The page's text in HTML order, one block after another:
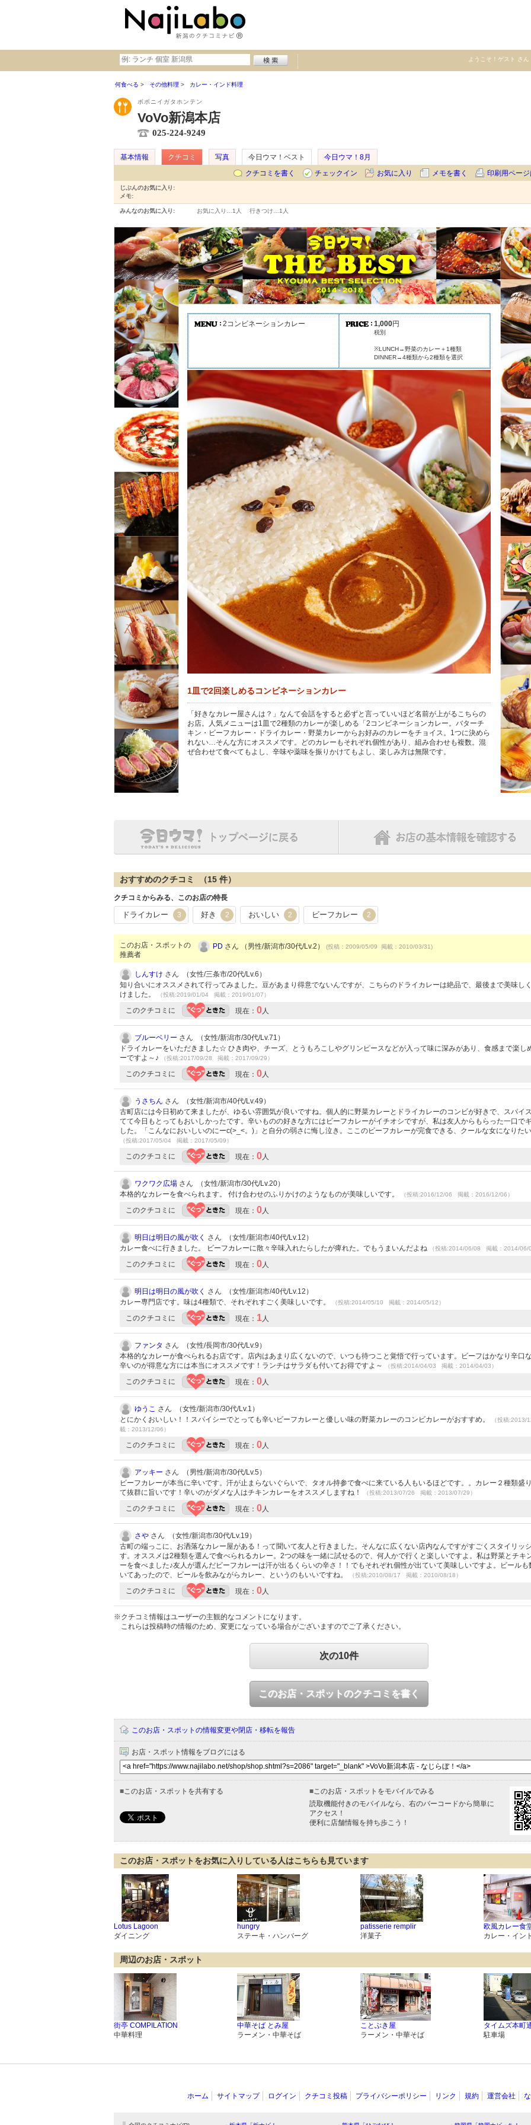
ようこそ！ ゲスト さん
何食べる その他料理 カレー・インド料理
ボボニイガタホンテン
VoVo新潟本店
025-224-9249
基本情報 クチコミ 写真 今日ウマ！ベスト
今日ウマ！8月
クチコミを書く
チェックイン お気に入り メモを書く 印刷用ページ
じぶんのお気に入り:
メモ:
みんなのお気に入り: お気に入り… 1人 行きつけ… 1人
2コンビネーションカレー 1,000円
税別
※LUNCH→野菜のカレー＋1種類
DINNER→4種類から2種類を選択
1皿で2回楽しめるコンビネーションカレー
「好きなカレー屋さんは？」なんて会話をすると必ずと言っていいほど名前が上がるこちらの
お店。人気メニューは1皿で2種類のカレーが楽しめる「2コンビネーションカレー。バターチ
キン・ビーフカレー・ドライカレー・野菜カレーからお好みのカレーをチョイス。1つに決めら
れない…そんな方にオススメです。どのカレーもそれぞれ個性があり、組み合わせも複数。混
ぜ合わせて食べてもよし、辛味や薬味を振りかけてもよし、楽しみ方は無限です。
おすすめのクチコミ （15 件）
クチコミからみる、このお店の特長
ドライカレー 3 好き 2 おいしい 2 ビーフカレー 2
このお店・スポットの
推薦者
PD さん （男性/新潟市/30代/Lv.2） (投稿：2009/05/09 掲載：2010/03/31)
しんすけ さん （女性/三条市/20代/Lv.6）
知り合いにオススメされて行ってみました。豆があまり得意でないんですが、こちらのドライカレーは絶品で、最後まで美味し
けました。
（投稿:2019/01/04 掲載：2019/01/07）
このクチコミに 現在： 0 人
ブルーベリー さん （女性/新潟市/30代/Lv.71）
ドライカレーをいただきました☆ ひき肉や、チーズ、とうもろこしやグリンピースなどが入って味に深みがあり、食感まで楽し
ーですよ～♪
（投稿:2017/09/28 掲載：2017/09/29）
このクチコミに 現在： 0 人
うさちん さん （女性/新潟市/40代/Lv.49）
古町店には今日初めて来ましたが、ゆるい雰囲気が良いですね。個人的に野菜カレーとドライカレーのコンビが好きで、スパイ
てて今日もとってもおいしかったです。辛いものの好きな方にはビーフカレーがイチオシですが、私は友人からもらった一口で
した。「こんなにおいしいのにーc(>_<。)」と自分の弱さに悔し泣き。ここのビーフカレーが完食できる、クールな女になりたい
（投稿:2017/05/04 掲載：2017/05/09）
このクチコミに 現在： 0 人
ワクワク広場 さん （女性/新潟市/30代/Lv.20）
本格的なカレーを食べられます。 付け合わせのふりかけのようなものが美味しいです。
（投稿:2016/12/06 掲載：2016/12/06）
このクチコミに 現在： 0 人
明日は明日の風が吹く さん （女性/新潟市/40代/Lv.12）
カレー食べに行きました。 ビーフカレーに散々辛味入れたらしたが痺れた。でもうまいんだよね
（投稿:2014/06/08 掲載：2014/06/
このクチコミに 現在： 0 人
明日は明日の風が吹く さん （女性/新潟市/40代/Lv.12）
カレー専門店です。味は4種類で、それぞれすごく美味しいです。
（投稿:2014/05/10 掲載：2014/05/12）
このクチコミに 現在： 1 人
ファンタ さん （女性/長岡市/30代/Lv.9）
本格的なカレーが食べられるお店です。店内はあまり広くないので、いつも待つこと覚悟で行っています。ビーフはかなり辛口な
辛いのが得意な方には本当にオススメです！ランチはサラダも付いてお得ですよ～
（投稿:2014/04/03 掲載：2014/04/03）
このクチコミに 現在： 0 人
ゆうこ さん （女性/新潟市/30代/Lv.1）
とにかくおいしい！！スパイシーでとっても辛いビーフカレーと優しい味の野菜カレーのコンビカレーがおすすめ。
（投稿
載：2013/12/06）
このクチコミに 現在： 0 人
アッキー さん （男性/新潟市/30代/Lv.5）
ビーフカレーが本当に辛いです。汗が止まらないぐらいで、タオル持参で食べに来ている人もいるほどです。。カレー２種類盛
て抜群に旨いです！辛いのがダメな人はチキンカレーをオススメしますね！
（投稿:2013/07/26 掲載：2013/07/29）
このクチコミに 現在： 0 人
さや さん （女性/新潟市/30代/Lv.19）
古町の端っこに、お洒落なカレー屋がある！って聞いて友人と行きました。そんなに広くない店内なんですがすごくスタイリッ
す。オススメは2種類を選んで食べられるカレー。2つの味を一緒に試せるので、何人かで行くと楽しいですよ。私は野菜とチキ
ーを食べました♪友人が選んだビーフカレーは汗が出るくらいの辛さ！！でもそれぞれ個性が出ていて美味しいですよ。ビールも
いてあったので、ビールを飲みながらカレー、というのもいいですね。
（投稿:2010/08/17 掲載：2010/08/18）
このクチコミに 現在： 0 人
※クチコミ情報はユーザーの主観的なコメントになります。
これらは投稿時の情報のため、変更になっている場合がございますのでご了承ください。
次の10件
このお店・スポットのクチコミを書く
このお店・スポットの情報変更や閉店・移転を報告
お店・スポット情報をブログにはる
■ このお店・スポットを共有する ■ このお店・スポットをモバイルでみる
読取機能付きのモバイルなら、右のバーコードから簡単に
アクセス！
便利に店舗情報を持ち歩こう！
このお店・スポットをお気に入りしている人はこちらも見ています
Lotus Lagoon
ダイニング
hungry
ステーキ・ハンバーグ
patisserie remplir
洋菓子
欧風カレー食
カレー・イン
周辺のお店・スポット
街亭 COMPILATION
中華料理
中華そば とみ屋
ラーメン・中華そば
ことぶき屋
ラーメン・中華そば
タイムズ本町
駐車場
ホーム サイトマップ ログイン クチコミ投稿 プライバシーポリシー リンク 規約 運営会社